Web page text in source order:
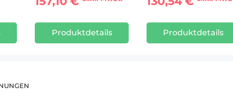
Produktdetails Produktdetails